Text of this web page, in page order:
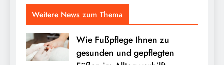
Weitere News zum Thema
Wie Fußpflege Ihnen zu
gesunden und gepflegten